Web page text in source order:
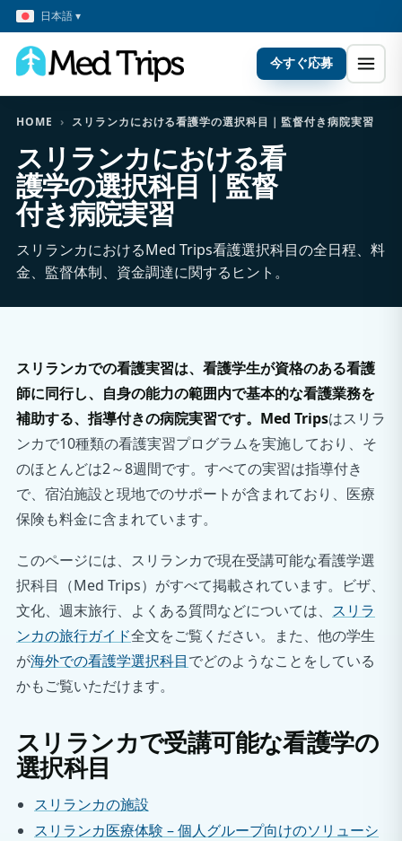
日本語 ▾
今すぐ応募
HOME › スリランカにおける看護学の選択科目｜監督付き病院実習
スリランカにおける看
護学の選択科目｜監督
付き病院実習
スリランカにおけるMed Trips看護選択科目の全日程、料
金、監督体制、資金調達に関するヒント。
スリランカでの看護実習は、看護学生が資格のある看護
師に同行し、自身の能力の範囲内で基本的な看護業務を
補助する、指導付きの病院実習です。Med Tripsはスリラ
ンカで10種類の看護実習プログラムを実施しており、そ
のほとんどは2～8週間です。すべての実習は指導付き
で、宿泊施設と現地でのサポートが含まれており、医療
保険も料金に含まれています。
このページには、スリランカで現在受講可能な看護学選
択科目（Med Trips）がすべて掲載されています。ビザ、
文化、週末旅行、よくある質問などについては、 スリラ
ンカの旅行ガイド全文をご覧ください。また、他の学生
が海外での看護学選択科目でどのようなことをしている
かもご覧いただけます。
スリランカで受講可能な看護学の
選択科目
スリランカの施設
スリランカ医療体験 – 個人グループ向けのソリューシ